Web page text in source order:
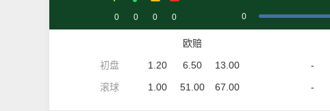
0 0 0 0 0
初盘
滚球
欧赔
1.20
6.50
13.00
1.00
51.00 67.00
-
-